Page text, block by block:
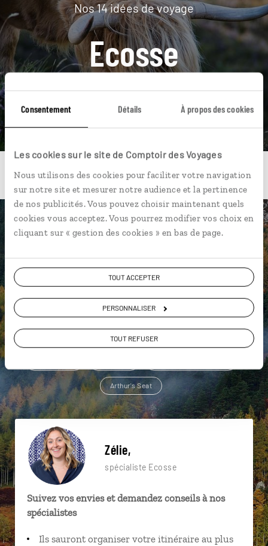
Consentement Détails À propos des cookies
Les cookies sur le site de Comptoir des Voyages
Nous utilisons des cookies pour faciliter votre navigation
sur notre site et mesurer notre audience et la pertinence
de nos publicités. Vous pouvez choisir maintenant quels
cookies vous acceptez. Vous pourrez modifier vos choix en
cliquant sur « gestion des cookies » en bas de page.
TOUT ACCEPTER
PERSONNALISER
TOUT REFUSER
Nos 14 idées de voyage
Ecosse
Une envie de voyage
particulière ?
Ballindalloch
Balmoral Castle
Arthur's Seat
Zélie,
spécialiste Ecosse
Suivez vos envies et demandez conseils à nos
spécialistes
Ils sauront organiser votre itinéraire au plus